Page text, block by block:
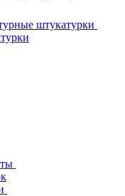
штукатурки